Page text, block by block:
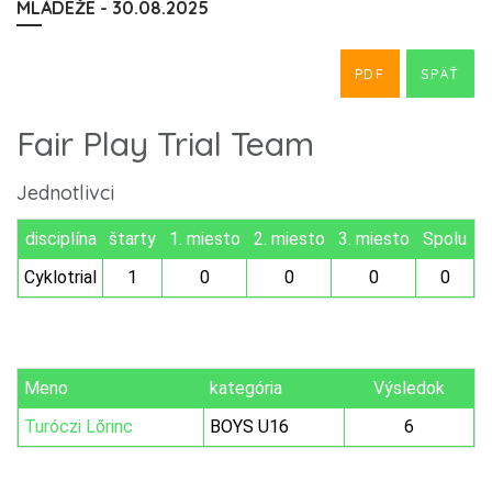
MLÁDEŽE - 30.08.2025
PDF SPÄŤ
Fair Play Trial Team
Jednotlivci
disciplína štarty 1. miesto 2. miesto 3. miesto
Spolu
Cyklotrial
1 0 0 0 0
Meno kategória
Výsledok
Turóczi Lőrinc
BOYS U16 6